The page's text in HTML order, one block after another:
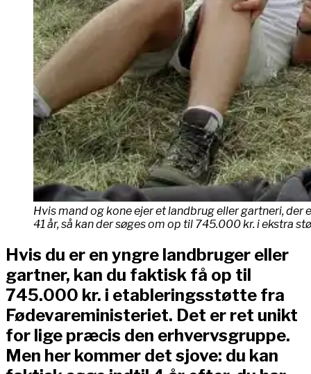
Hvis mand og kone ejer et landbrug eller gartneri, der
41 år, så kan der søges om op til 745.000 kr. i ekstra
Hvis du er en yngre landbruger eller
gartner, kan du faktisk få op til
745.000 kr. i etableringsstøtte fra
Fødevareministeriet. Det er ret unikt
for lige præcis den erhvervsgruppe.
Men her kommer det sjove: du kan